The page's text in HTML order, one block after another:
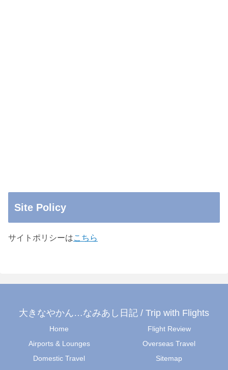
Site Policy
サイトポリシーはこちら
大きなやかん…なみあし日記 / Trip with Flights
Home
Flight Review
Airports & Lounges
Overseas Travel
Domestic Travel
Sitemap